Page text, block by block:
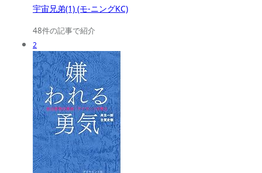
宇宙兄弟(1) (モ-ニングKC)
48件の記事で紹介
2